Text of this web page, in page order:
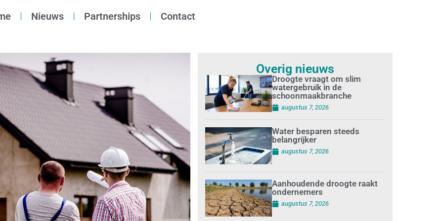
Nieuws Partnerships Contact
Overig nieuws
Droogte vraagt om slim
watergebruik in de
schoonmaakbranche
augustus 7, 2026
Water besparen steeds
belangrijker
augustus 7, 2026
Aanhoudende droogte raakt
ondernemers
augustus 7, 2026